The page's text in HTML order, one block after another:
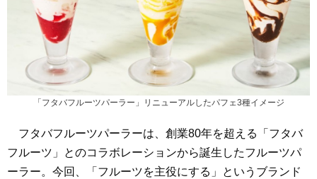
「フタバフルーツパーラー」リニューアルしたパフェ3種イメージ
フタバフルーツパーラーは、創業80年を超える「フタバ
フルーツ」とのコラボレーションから誕生したフルーツパ
ーラー。今回、「フルーツを主役にする」というブランド